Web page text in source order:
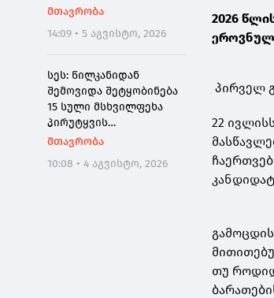
გარდაიცვალა
მთავრობა
14:09 • 5 აგვისტო, 2026
სეს: წილკანიდან
შემოვიდა შეტყობინება
15 სული მსხვილფეხა
პირუტყვის
ინტოქსიკაციის შესახებ -
ჯანმრთელობისთვის
მთავრობა
10:08 • 4 აგვისტო, 2026
2026
პირველ
22
თუ